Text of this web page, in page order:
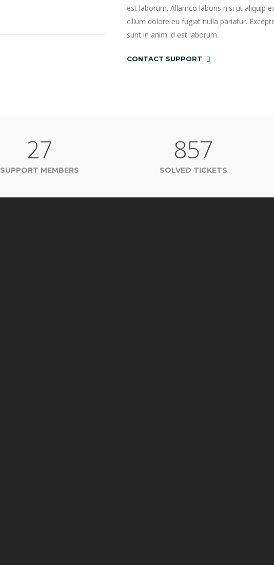
est laborum. Allamco laboris nisi ut aliquip
cillum dolore eu fugiat nulla pariatur.
sunt in anim id est laborum.
CONTACT SUPPORT
27
SUPPORT MEMBERS
857
SOLVED TICKETS